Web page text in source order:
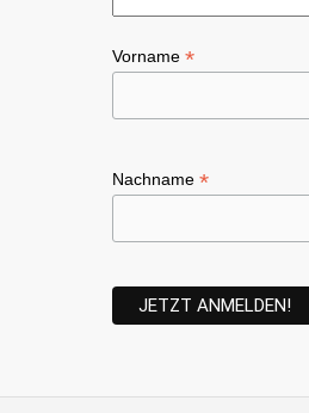
Vorname *
Nachname *